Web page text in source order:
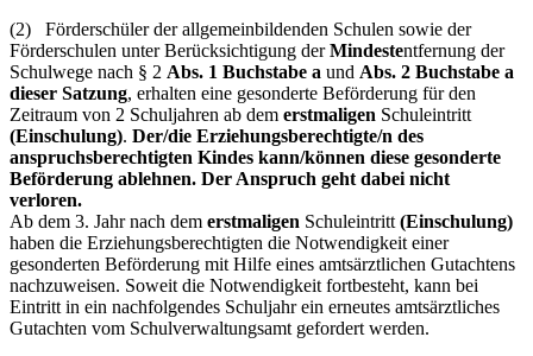
(2) Förderschüler der allgemeinbildenden Schulen sowie der
Förderschulen unter Berücksichtigung derMindestentfernung der
Schulwege nach § 2 Abs. 1 Buchstabe a und Abs. 2 Buchstabe a
dieser Satzung, erhalten eine gesonderte Beförderung für den
Zeitraum von 2 Schuljahren ab dem erstmaligen Schuleintritt
(Einschulung). Der/die Erziehungsberechtigte/n des
anspruchsberechtigten Kindes kann/können diese gesonderte
Beförderung ablehnen. Der Anspruch geht dabei nicht
verloren.
Ab dem 3. Jahr nach dem erstmaligen Schuleintritt (Einschulung)
haben die Erziehungsberechtigten die Notwendigkeit einer
gesonderten Beförderung mit Hilfe eines amtsärztlichen Gutachtens
nachzuweisen. Soweit die Notwendigkeit fortbesteht, kann bei
Eintritt in ein nachfolgendes Schuljahr ein erneutes amtsärztliches
Gutachten vom Schulverwaltungsamt gefordert werden.